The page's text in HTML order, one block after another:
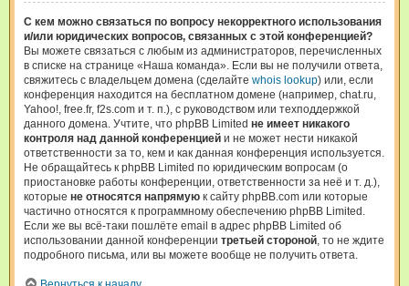
С кем можно связаться по вопросу некорректного использования
и/или юридических вопросов, связанных с этой конференцией?
Вы можете связаться с любым из администраторов, перечисленных
в списке на странице «Наша команда». Если вы не получили ответа,
свяжитесь с владельцем домена (сделайте whois lookup) или, если
конференция находится на бесплатном домене (например, chat.ru,
Yahoo!, free.fr, f2s.com и т. п.), с руководством или техподдержкой
данного домена. Учтите, что phpBB Limited не имеет никакого
контроля над данной конференцией и не может нести никакой
ответственности за то, кем и как данная конференция используется.
Не обращайтесь к phpBB Limited по юридическим вопросам (о
приостановке работы конференции, ответственности за неё и т. д.),
которые не относятся напрямую к сайту phpBB.com или которые
частично относятся к программному обеспечению phpBB Limited.
Если же вы всё-таки пошлёте email в адрес phpBB Limited об
использовании данной конференции третьей стороной, то не ждите
подробного письма, или вы можете вообще не получить ответа.